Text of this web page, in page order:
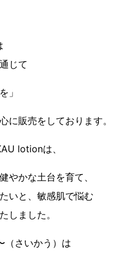
じて
」
に販売をしております。
lotionは、
やかな土台を育て、
いと、敏感肌で悩む
しました。
（さいかう）は